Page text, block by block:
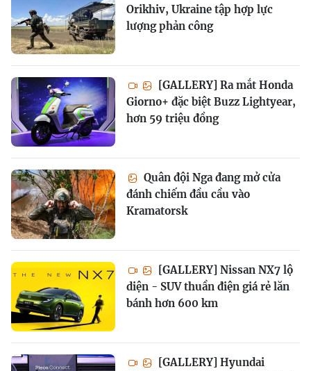
Orikhiv, Ukraine tập hợp lực
lượng phản công
[GALLERY] Ra mắt Honda
Giorno+ đặc biệt Buzz Lightyear,
hơn 59 triệu đồng
Quân đội Nga đang mở cửa
đánh chiếm đầu cầu vào
Kramatorsk
[GALLERY] Nissan NX7 lộ
diện - SUV thuần điện giá rẻ lăn
bánh hơn 600 km
[GALLERY] Hyundai